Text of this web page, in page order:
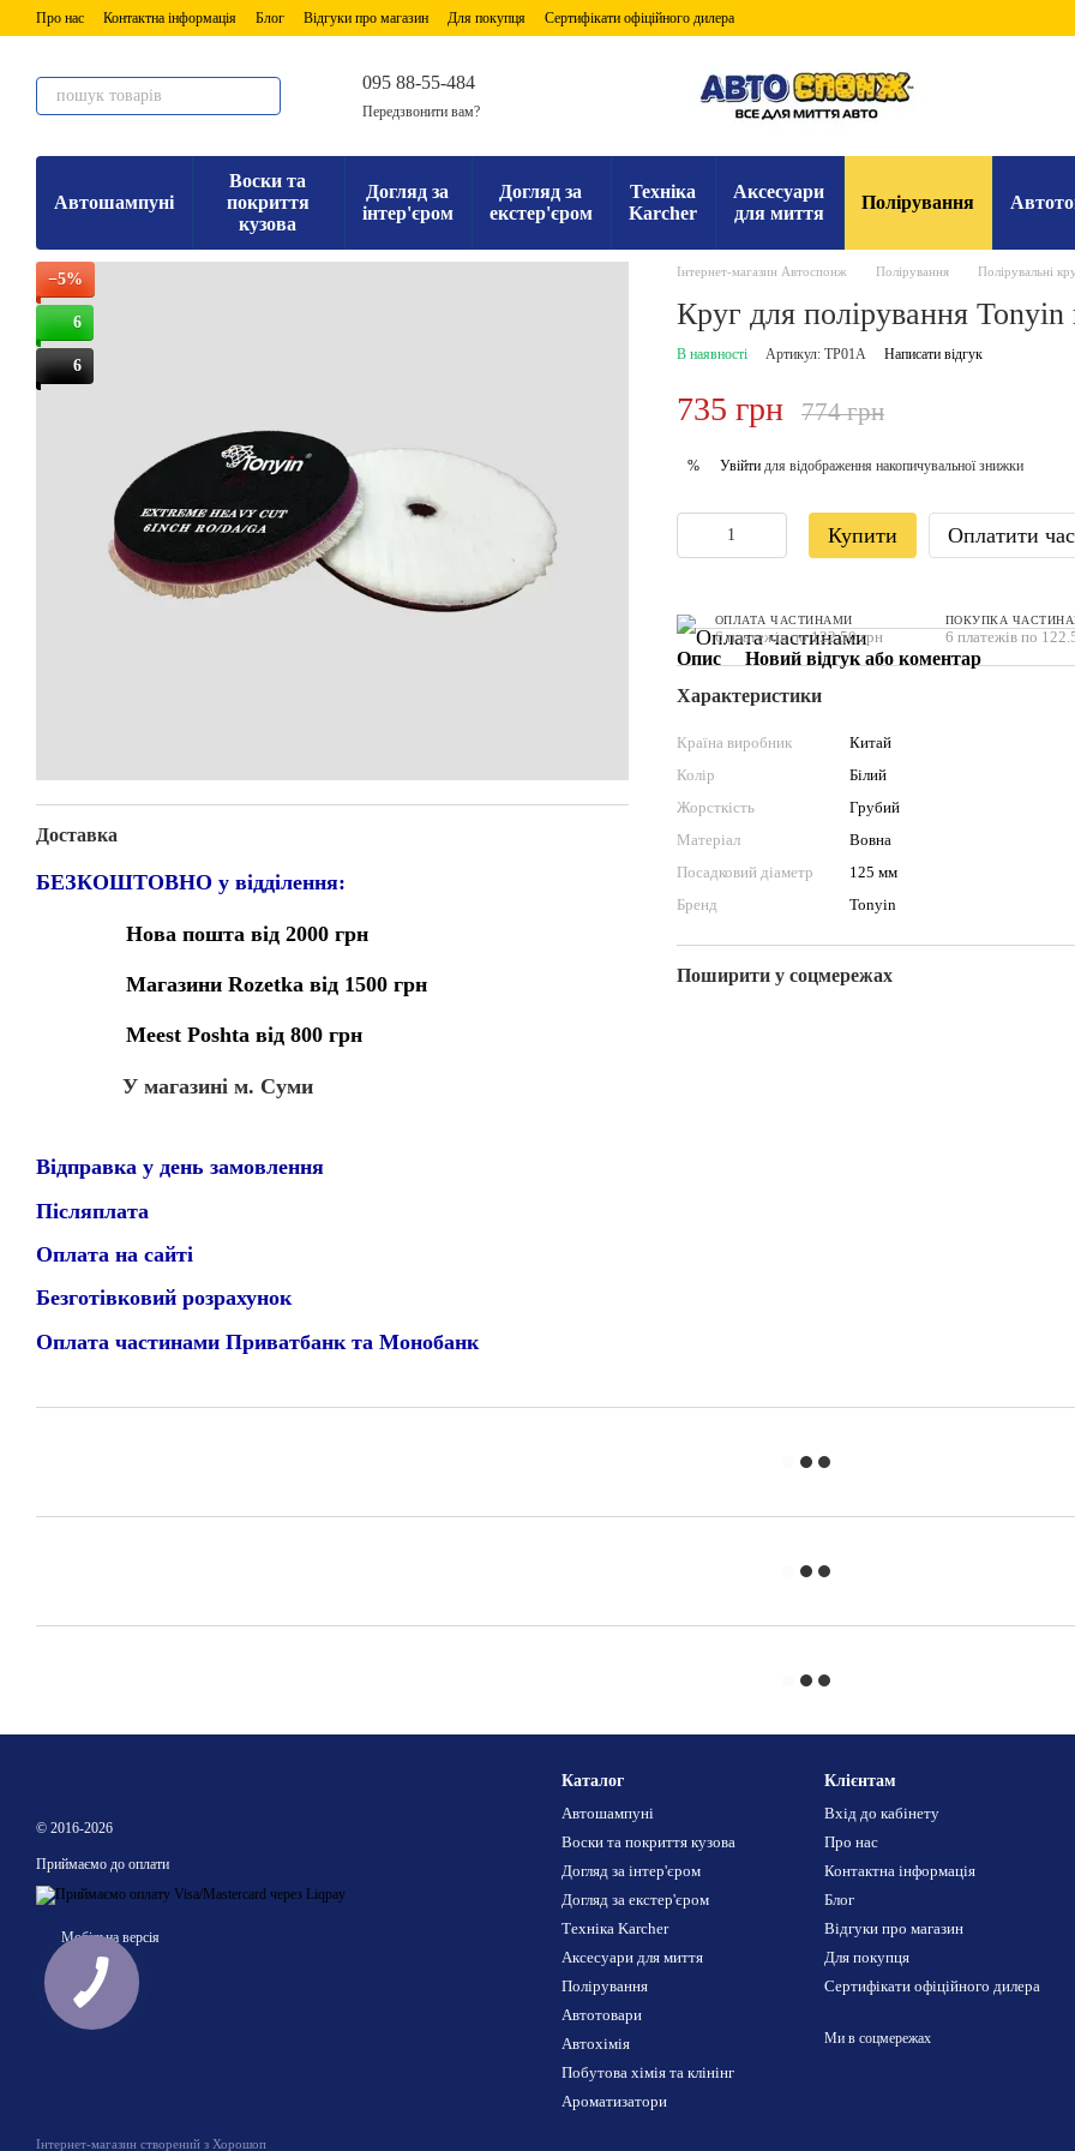
Перейти до основного контенту
Про нас Контактна інформація Блог Відгуки про магазин Для покупця Сертифікати офіційного дилера
095 88-55-484
Передзвонити вам?
Автошампуні
Воски та
покриття
кузова
Догляд за
інтер'єром
Догляд за
екстер'єром
Техніка
Karcher
Аксесуари
для миття
Полірування
−5%
6
6
Доставка
БЕЗКОШТОВНО у відділення:
Нова пошта від 2000 грн
Магазини Rozetka від 1500 грн
Meest Poshta від 800 грн
У магазині м. Суми
Відправка у день замовлення
Післяплата
Оплата на сайті
Безготівковий розрахунок
Оплата частинами Приватбанк та Монобанк
Інтернет-магазин Автоспонж Полірування Полірувальні
Круг для полірування
В наявності Артикул: TP01A Написати відгук
735 грн 774 грн
% Увійтидля відображення накопичувальної знижки
Купити Оплатити
ОПЛАТА ЧАСТИНАМИ
6 платежів по 122.50 грн
ПОКУПКА
6 платежів по
Опис
Новий відгук або коментар
Характеристики
Країна виробник
Китай
Колір
Білий
Жорсткість
Грубий
Матеріал
Вовна
Посадковий діаметр
125 мм
Бренд
Tonyin
Поширити у соцмережах
© 2016-2026
Приймаємо до оплати
Мобільна версія
Інтернет-магазин створений з Хорошоп
Каталог
Автошампуні
Воски та покриття кузова
Догляд за інтер'єром
Догляд за екстер'єром
Техніка Karcher
Аксесуари для миття
Полірування
Автотовари
Автохімія
Побутова хімія та клінінг
Ароматизатори
Клієнтам
Вхід до кабінету
Про нас
Контактна інформація
Блог
Відгуки про магазин
Для покупця
Сертифікати офіційного дилера
Ми в соцмережах